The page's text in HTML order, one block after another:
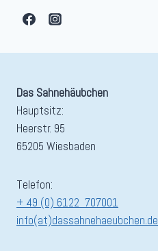
Das Sahnehäubchen
Hauptsitz:
Heerstr. 95
65205 Wiesbaden
Telefon:
+ 49 (0) 6122 707001
info(at)dassahnehaeubchen.de